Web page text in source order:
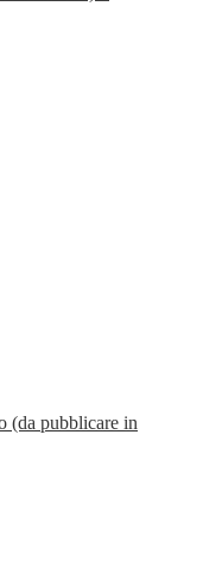
(da pubblicare in